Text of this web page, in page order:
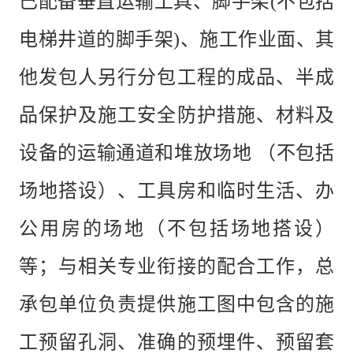
电梯井道的脚手架)、施工作业面、其
他发包人另行分包工程的成品、半成
品保护及施工安全防护措施、材料及
设备的运输通道和堆放场地 （不包括
场地搭设）、工具房和临时生活、办
公用房的场地（不包括场地搭设）
等；与相关专业衔接的配合工作，总
承包单位负责提供施工图中包含的施
工预留孔洞、准确的预埋件、预留套